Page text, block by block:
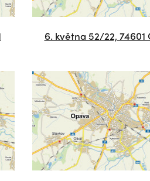
6. května 52/22, 74601